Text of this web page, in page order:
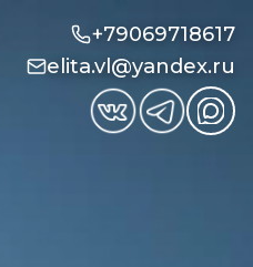
+79069718617
elita.vl@yandex.ru